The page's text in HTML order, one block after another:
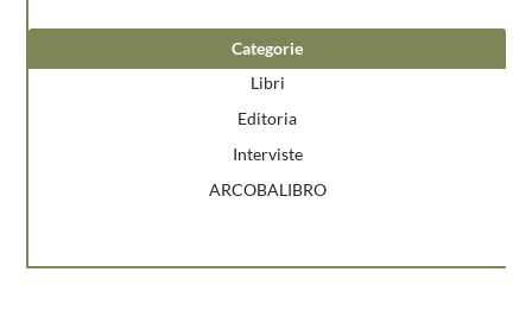
Categorie
Libri
Editoria
Interviste
ARCOBALIBRO